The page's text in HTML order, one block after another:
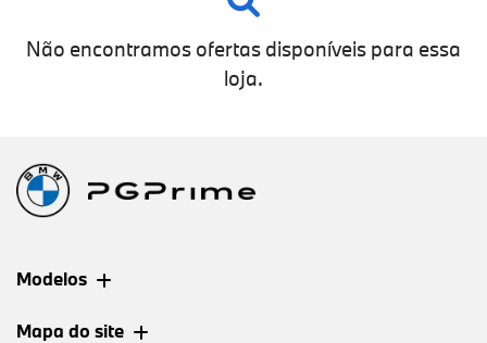
Não encontramos ofertas disponíveis para essa
loja.
Modelos
Mapa do site